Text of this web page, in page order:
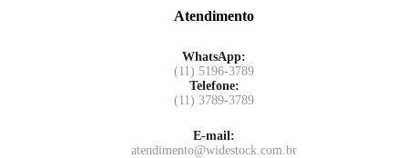
Atendimento
WhatsApp:
(11) 5196-3789
Telefone:
(11) 3789-3789
E-mail:
atendimento@widestock.com.br